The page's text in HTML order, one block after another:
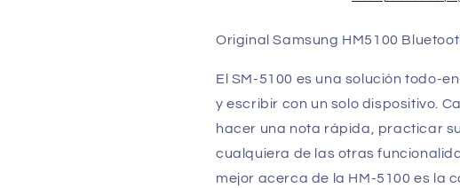
Pen
pen
Pen
pen
Original Samsung HM5100
El SM-5100 es una solución todo-
y escribir con un solo dispositivo.
hacer una nota rápida, practicar
cualquiera de las otras
mejor acerca de la HM-5100 es la